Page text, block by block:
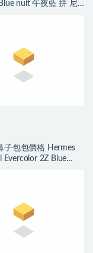
nuit 午夜藍 拼 尼
子包包價格 Hermes
Evercolor 2Z Blue